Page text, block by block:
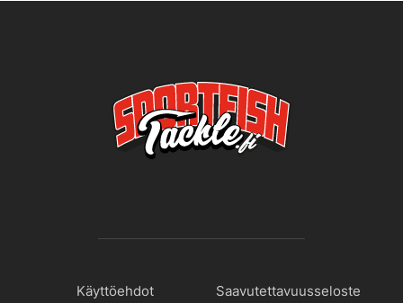
Käyttöehdot Saavutettavuusseloste